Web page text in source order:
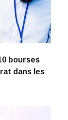
bourses
dans les